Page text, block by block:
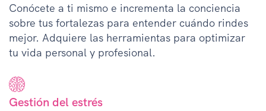
Conócete a ti mismo e incrementa la conciencia
sobre tus fortalezas para entender cuándo rindes
mejor. Adquiere las herramientas para optimizar
tu vida personal y profesional.
Gestión del estrés